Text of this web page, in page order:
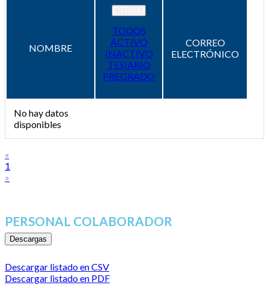
NOMBRE
TODOS
ACTIVO
INACTIVO
TESIARIO
PREGRADO
CORREO
ELECTRÓNICO
No hay datos
disponibles
«
1
»
PERSONAL COLABORADOR
Descargas
Descargar listado en CSV
Descargar listado en PDF